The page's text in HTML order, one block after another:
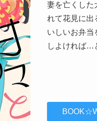
妻を亡くした
れて花見に出
いしいお弁当
しよければ…